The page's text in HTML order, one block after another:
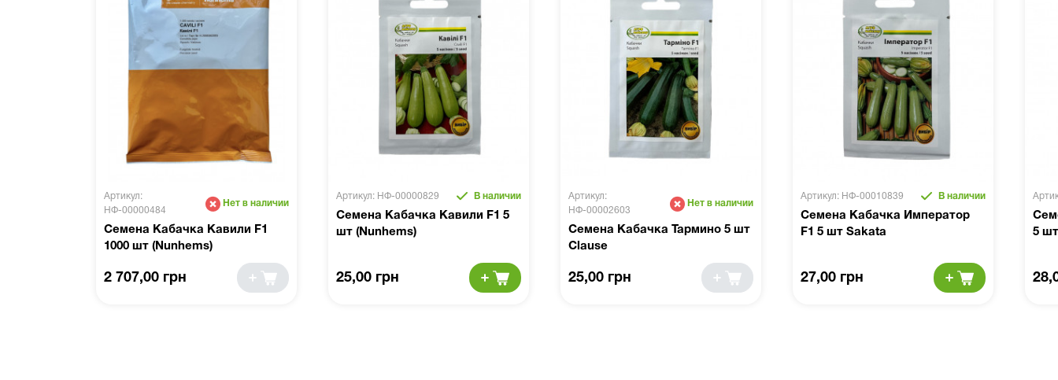
Артикул:
НФ-00000484
Нет в наличии
Семена Кабачка Кавили F1
1000 шт (Nunhems)
2 707,00 грн
Артикул: НФ-00000829 В наличии
Семена Кабачка Кавили F1 5
шт (Nunhems)
25,00 грн
Артикул:
НФ-00002603
Нет в наличии
Семена Кабачка Тармино 5 шт
Clause
25,00 грн
Артикул: НФ-00010839 В наличии
Семена Кабачка Император
F1 5 шт Sakata
27,00 грн
5